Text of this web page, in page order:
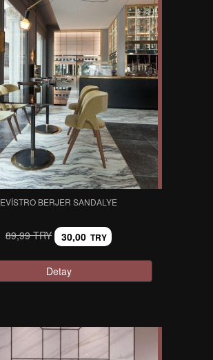
EVISTRO BERJER SANDALYE
89,99 TRY 30,00 TRY
Detay